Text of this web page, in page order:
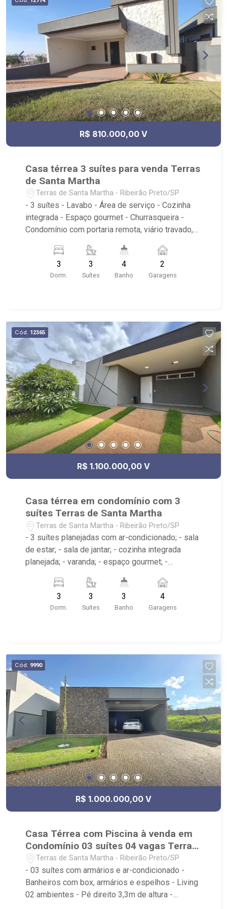
Iluminação completa e funcionando, 100% LED; -
Aquecimento solar dos chuveiros e torneiras,
com boiler instalado; - Forro de gesso na casa
R$ 810.000,00 V
Casa térrea 3 suítes para venda Terras
de Santa Martha
Terras de Santa Martha - Ribeirão Preto/SP
- 3 suítes - Lavabo - Área de serviço - Cozinha
integrada - Espaço gourmet - Churrasqueira -
Condomínio com portaria remota, viário travado,
de praças com paisagismo ornamental, estar,
playground e segurança com monitoramento por
câmeras - Localizado próximo ao Blue
3
Dorm.
3
Suítes
4
Banho
2
Garagens
Cód. 12365
R$ 1.100.000,00 V
Casa térrea em condomínio com 3
suítes Terras de Santa Martha
Terras de Santa Martha - Ribeirão Preto/SP
- 3 suítes planejadas com ar-condicionado; - sala
de estar; - sala de jantar; - cozinha integrada
planejada; - varanda; - espaço gourmet; -
planejada; - 3 banheiros planejados com box e
espelho; - Condomínio: Portaria remota. viário
travado, guarita e cancela para controle de
com praça e paisagismo diferenciado -
Localizado próximo ao Blue Residencial, Ilha das
Margaridas, Condomínio Jardim dos Flamboyants
3
Dorm.
3
Suítes
3
Banho
4
Garagens
Cód. 9990
R$ 1.000.000,00 V
Casa Térrea com Piscina à venda em
Condomínio 03 suítes 04 vagas Terras
de Santa Martha
Terras de Santa Martha - Ribeirão Preto/SP
- 03 suítes com armários e ar-condicionado -
Banheiros com box, armários e espelhos - Living
02 ambientes - Pé direito 3,3m de altura -